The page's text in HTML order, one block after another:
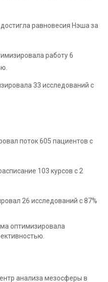
равновесия Нэша за
работу 6
33 исследований с
поток 605 пациентов с
103 курсов с 2
26 исследований с 87%
оптимизировала
анализа мезосферы в